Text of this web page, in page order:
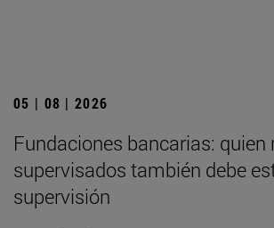
05 | 08 | 2026
Fundaciones bancarias: quien
supervisados también debe
supervisión